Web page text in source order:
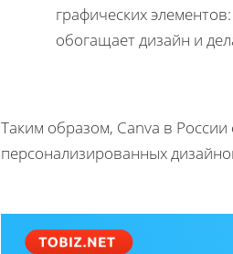
графических
обогащает дизайн и
Таким образом, Canva в
персонализированных